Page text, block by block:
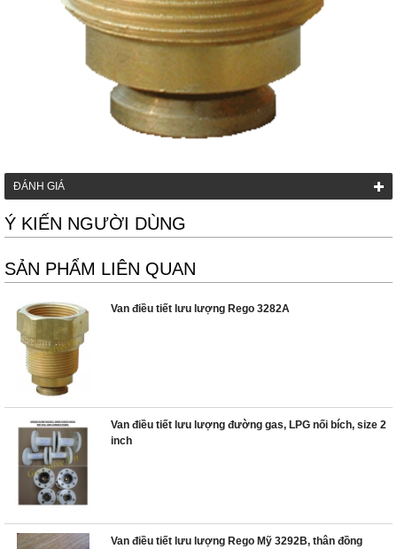
ĐÁNH GIÁ
Ý KIẾN NGƯỜI DÙNG
SẢN PHẨM LIÊN QUAN
Van điều tiết lưu lượng Rego 3282A
Van điều tiết lưu lượng đường gas, LPG nối bích, size 2
inch
Van điều tiết lưu lượng Rego Mỹ 3292B, thân đồng